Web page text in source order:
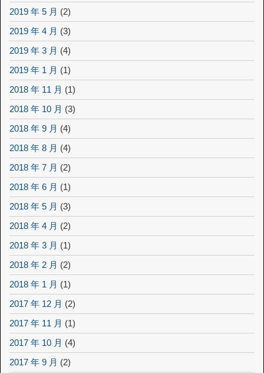
2019 年 5 月 (2)
2019 年 4 月 (3)
2019 年 3 月 (4)
2019 年 1 月 (1)
2018 年 11 月 (1)
2018 年 10 月 (3)
2018 年 9 月 (4)
2018 年 8 月 (4)
2018 年 7 月 (2)
2018 年 6 月 (1)
2018 年 5 月 (3)
2018 年 4 月 (2)
2018 年 3 月 (1)
2018 年 2 月 (2)
2018 年 1 月 (1)
2017 年 12 月 (2)
2017 年 11 月 (1)
2017 年 10 月 (4)
2017 年 9 月 (2)